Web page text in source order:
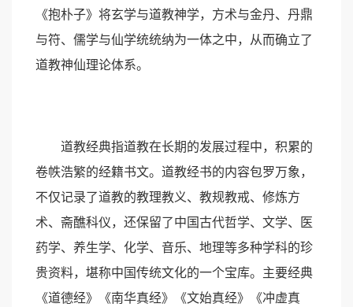
《抱朴子》将玄学与道教神学，方术与金丹、丹鼎
与符、儒学与仙学统统纳为一体之中，从而确立了
道教神仙理论体系。
道教经典指道教在长期的发展过程中，积累的
卷帙浩繁的经籍书文。道教经书的内容包罗万象，
不仅记录了道教的教理教义、教规教戒、修炼方
术、斋醮科仪，还保留了中国古代哲学、文学、医
药学、养生学、化学、音乐、地理等多种学科的珍
贵资料，堪称中国传统文化的一个宝库。主要经典
《道德经》《南华真经》《文始真经》《冲虚真